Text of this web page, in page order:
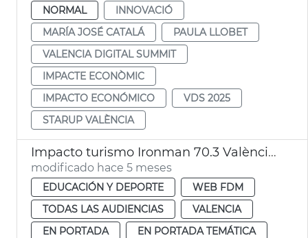
NORMAL
INNOVACIÓ
MARÍA JOSÉ CATALÁ
PAULA LLOBET
VALENCIA DIGITAL SUMMIT
IMPACTE ECONÒMIC
IMPACTO ECONÓMICO
VDS 2025
STARUP VALÈNCIA
Impacto turismo Ironman 70.3 València 2025
modificado hace 5 meses
EDUCACIÓN Y DEPORTE
WEB FDM
TODAS LAS AUDIENCIAS
VALENCIA
EN PORTADA
EN PORTADA TEMÁTICA